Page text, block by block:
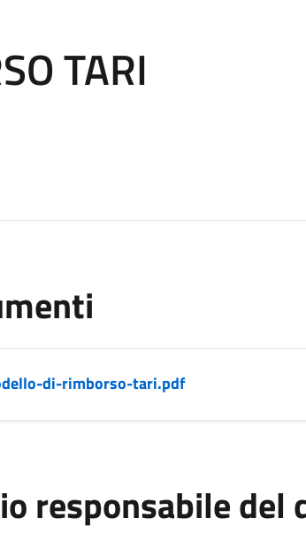
TARI
di-rimborso-tari.pdf
responsabile del